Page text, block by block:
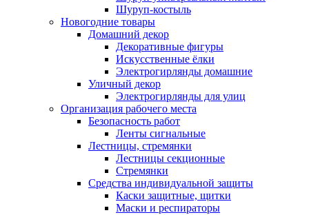
Шуруп-костыль
Новогодние товары
Домашний декор
Декоративные фигуры
Искусственные ёлки
Электрогирлянды домашние
Уличный декор
Электрогирлянды для улиц
Организация рабочего места
Безопасность работ
Ленты сигнальные
Лестницы, стремянки
Лестницы секционные
Стремянки
Средства индивидуальной защиты
Каски защитные, щитки
Маски и респираторы